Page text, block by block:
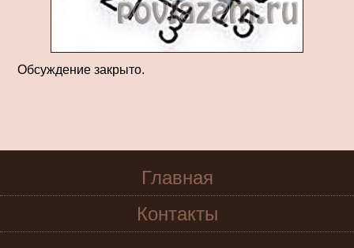
Обсуждение закрыто.
Главная
Контакты